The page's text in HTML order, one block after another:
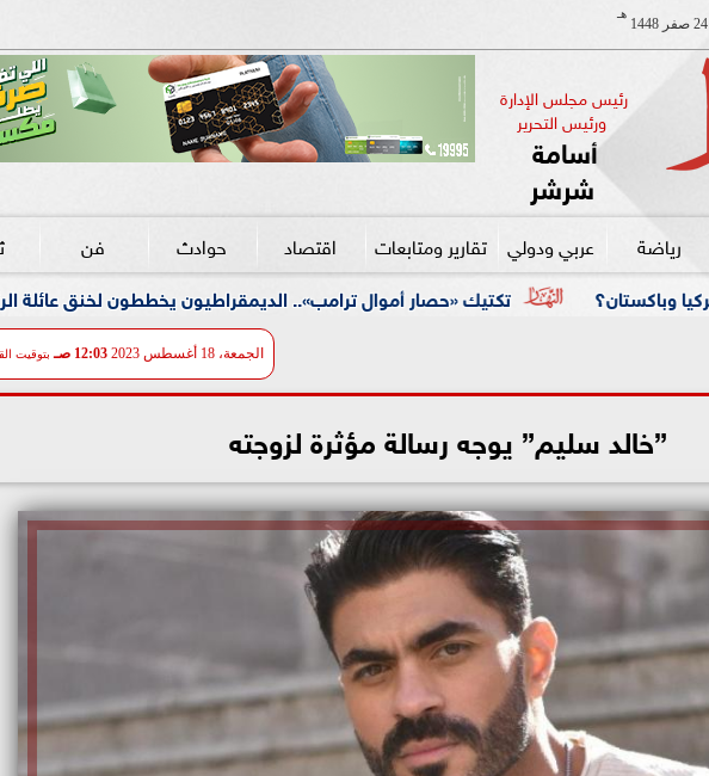
24 صفر 1448
هـ
رئيس مجلس الإدارة
ورئيس التحرير
أسامة
شرشر
رياضة عربي ودولي تقارير ومتابعات اقتصاد حوادث فن
تكتيك «حصار أموال ترامب».. الديمقراطيون يخططون لخنق عائلة الرئيس ماليًا بدلاً من «خيار
الجمعة، 18 أغسطس 2023 12:03 صـ بتوقيت
”خالد سليم” يوجه رسالة مؤثرة لزوجته